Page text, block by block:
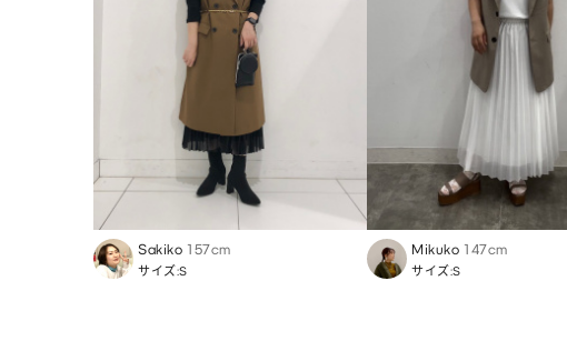
Sakiko 157cm
サイズ:S
Mikuko 147cm
サイズ:S